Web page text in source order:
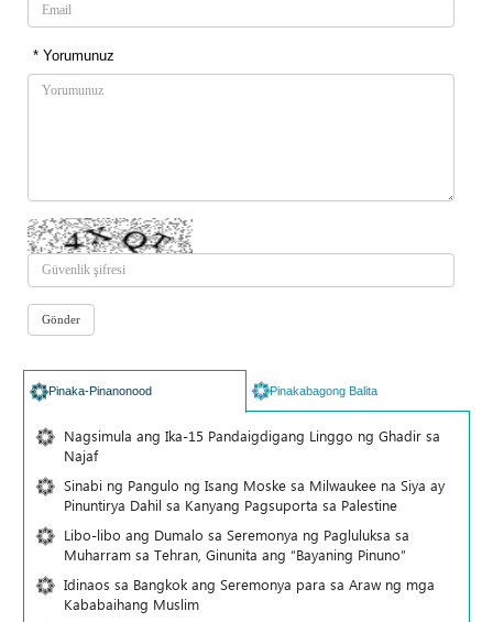
* Yorumunuz
Pinaka-Pinanonood Pinakabagong Balita
Nagsimula ang Ika-15 Pandaigdigang Linggo ng Ghadir sa
Najaf
Sinabi ng Pangulo ng Isang Moske sa Milwaukee na Siya ay
Pinuntirya Dahil sa Kanyang Pagsuporta sa Palestine
Libo-libo ang Dumalo sa Seremonya ng Pagluluksa sa
Muharram sa Tehran, Ginunita ang “Bayaning Pinuno”
Idinaos sa Bangkok ang Seremonya para sa Araw ng mga
Kababaihang Muslim